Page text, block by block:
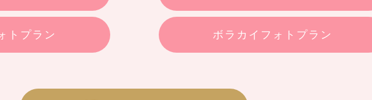
トプラン ボラカイフォトプラン